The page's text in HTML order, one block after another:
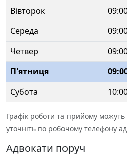
Вівторок
Середа
Четвер
П'ятниця
Субота
Графік роботи та прийому
уточніть по робочому телефону
Адвокати поруч